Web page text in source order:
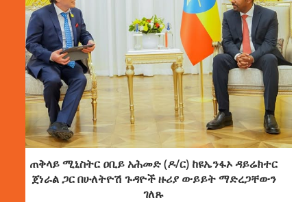
ጠቅላይ ሚኒስትር ዐቢይ አሕመድ (ዶ/ር) ከዩኤንፋኦ ዳይሬክተር
ጀነራል ጋር በሁለትዮሽ ጉዳዮች ዙሪያ ውይይት ማድረጋቸውን
ገለጹ